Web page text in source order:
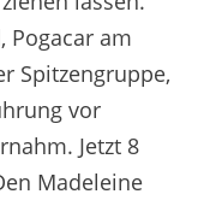
Pogacar am
Spitzengruppe,
vor
Jetzt 8
Madeleine